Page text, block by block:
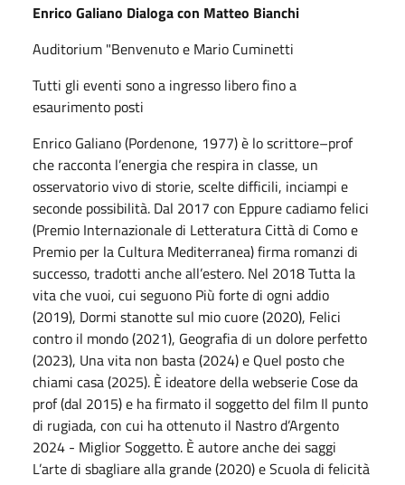
Enrico Galiano Dialoga con Matteo Bianchi
Auditorium "Benvenuto e Mario Cuminetti
Tutti gli eventi sono a ingresso libero fino a
esaurimento posti
Enrico Galiano (Pordenone, 1977) è lo scrittore–prof
che racconta l’energia che respira in classe, un
osservatorio vivo di storie, scelte difficili, inciampi e
seconde possibilità. Dal 2017 con Eppure cadiamo felici
(Premio Internazionale di Letteratura Città di Como e
Premio per la Cultura Mediterranea) firma romanzi di
successo, tradotti anche all’estero. Nel 2018 Tutta la
vita che vuoi, cui seguono Più forte di ogni addio
(2019), Dormi stanotte sul mio cuore (2020), Felici
contro il mondo (2021), Geografia di un dolore perfetto
(2023), Una vita non basta (2024) e Quel posto che
chiami casa (2025). È ideatore della webserie Cose da
prof (dal 2015) e ha firmato il soggetto del film Il punto
di rugiada, con cui ha ottenuto il Nastro d’Argento
2024 - Miglior Soggetto. È autore anche dei saggi
L’arte di sbagliare alla grande (2020) e Scuola di felicità